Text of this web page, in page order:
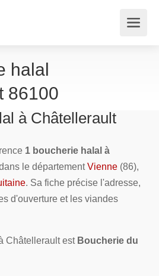
halal
86100
à Châtellerault
1 boucherie halal à
le départementVienne (86),
. Sa fiche précise l'adresse,
d'ouverture et les viandes
Châtellerault est Boucherie du